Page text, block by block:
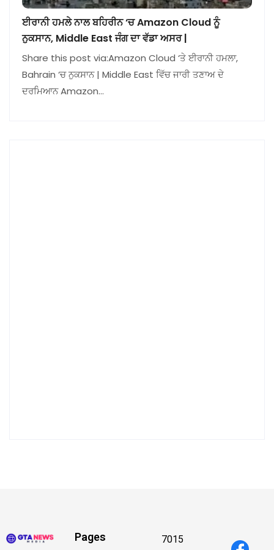
ਈਰਾਨੀ ਹਮਲੇ ਨਾਲ ਬਹਿਰੀਨ ‘ਚ Amazon Cloud ਨੂੰ
ਨੁਕਸਾਨ, Middle East ਜੰਗ ਦਾ ਵੱਡਾ ਅਸਰ |
Share this post via:Amazon Cloud ‘ਤੇ ਈਰਾਨੀ ਹਮਲਾ,
Bahrain ‘ਚ ਨੁਕਸਾਨ | Middle East ਵਿੱਚ ਜਾਰੀ ਤਣਾਅ ਦੇ
ਦਰਮਿਆਨ Amazon…
Pages
7015